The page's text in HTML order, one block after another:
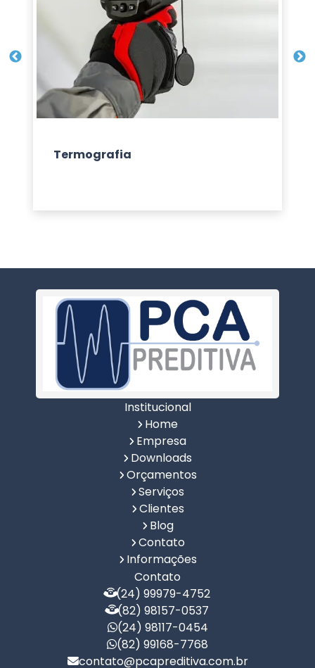
Termografia
Institucional
Home
Empresa
Downloads
Orçamentos
Serviços
Clientes
Blog
Contato
Informações
Contato
(24) 99979-4752
(82) 98157-0537
(24) 98117-0454
(82) 99168-7768
contato@pcapreditiva.com.br